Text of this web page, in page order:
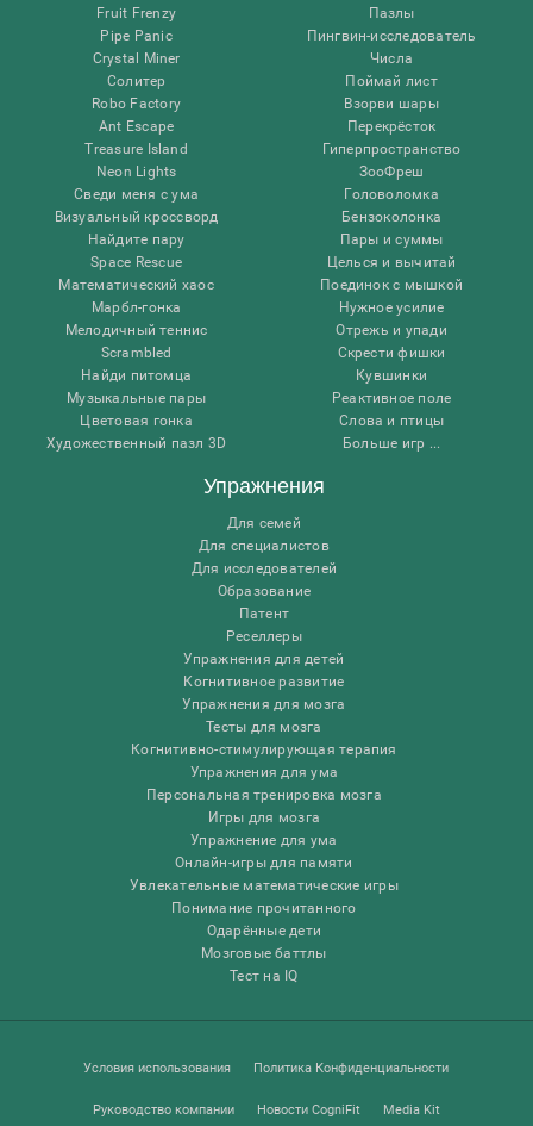
Fruit Frenzy
Pipe Panic
Crystal Miner
Солитер
Robo Factory
Ant Escape
Treasure Island
Neon Lights
Сведи меня с ума
Визуальный кроссворд
Найдите пару
Space Rescue
Математический хаос
Марбл-гонка
Мелодичный теннис
Scrambled
Найди питомца
Музыкальные пары
Цветовая гонка
Художественный пазл 3D
Пазлы
Пингвин-исследователь
Числа
Поймай лист
Взорви шары
Перекрёсток
Гиперпространство
ЗооФреш
Головоломка
Бензоколонка
Пары и суммы
Целься и вычитай
Поединок с мышкой
Нужное усилие
Отрежь и упади
Скрести фишки
Кувшинки
Реактивное поле
Слова и птицы
Больше игр ...
Упражнения
Для семей
Для специалистов
Для исследователей
Образование
Патент
Реселлеры
Упражнения для детей
Когнитивное развитие
Упражнения для мозга
Тесты для мозга
Когнитивно-стимулирующая терапия
Упражнения для ума
Персональная тренировка мозга
Игры для мозга
Упражнение для ума
Онлайн-игры для памяти
Увлекательные математические игры
Понимание прочитанного
Одарённые дети
Мозговые баттлы
Тест на IQ
Условия использования Политика Конфиденциальности
Руководство компании Новости CogniFit Media Kit